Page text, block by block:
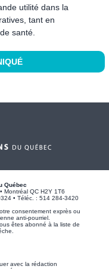
utilité dans la
tant en
santé.
Québec
Montréal QC H2Y 1T6
• Téléc. : 514 284-3420
consentement exprès ou
anti-pourriel.
êtes abonné à la liste de
avec la rédaction